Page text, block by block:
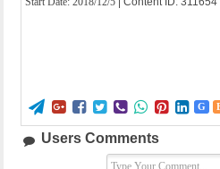
        G
Users Comments